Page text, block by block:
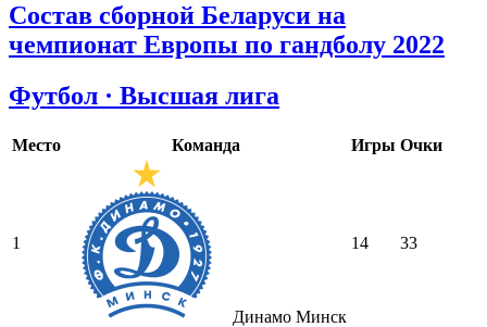
Состав сборной Беларуси на
чемпионат Европы по гандболу 2022
Футбол · Высшая лига
Место Команда Игры Очки
1
Динамо Минск
14 33